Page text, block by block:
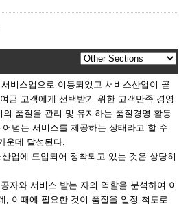
비스업으로 이동되었고 서비스산업이 곧
금 고객에게 선택받기 위한 고객만족 경영
품질을 관리 및 유지하는 품질경영 활동
넘는 서비스를 제공하는 상태라고 할 수
운데 달성된다.
업에 도입되어 정착되고 있는 것은 상당히
자와 서비스 받는 자의 역할을 분석하여 이
, 이때에 필요한 것이 품질을 일정 척도로